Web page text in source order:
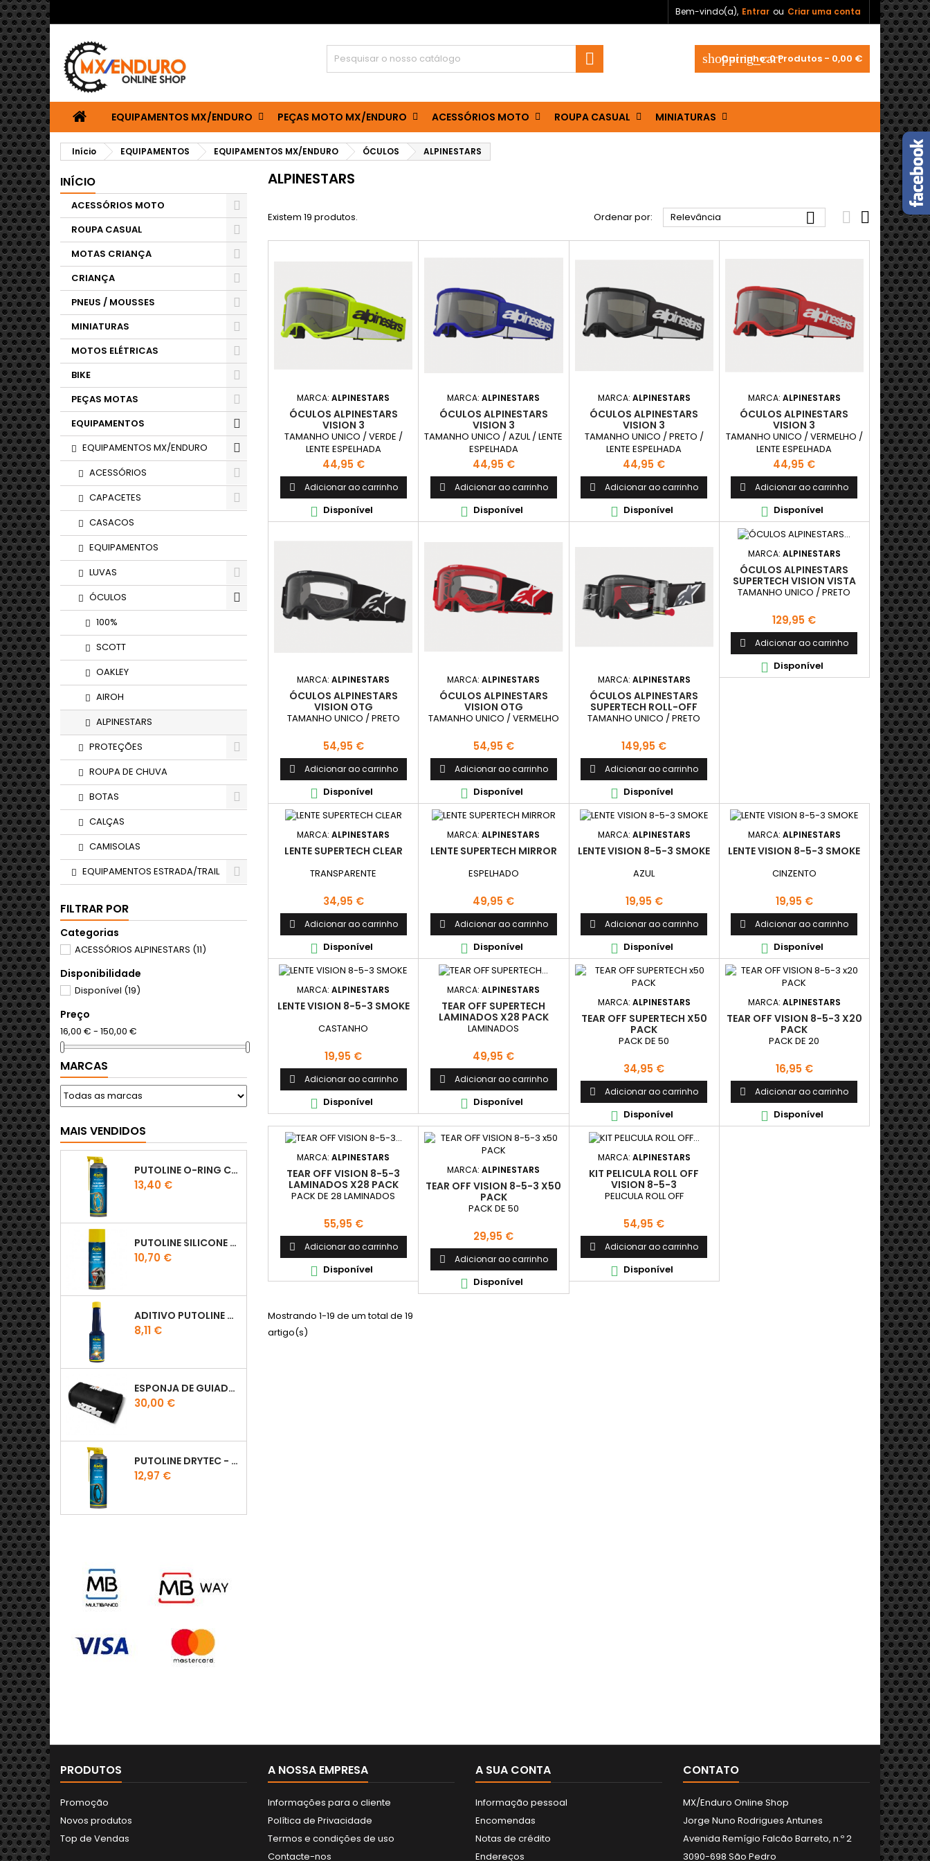
Bem-vindo(a), Entrar ou Criar uma conta
shopping_cart
Carrinho:0Produtos - 0,00 €

EQUIPAMENTOS MX/ENDURO PEÇAS MOTO MX/ENDURO ACESSÓRIOS MOTO ROUPA CASUAL MINIATURAS
Início EQUIPAMENTOS EQUIPAMENTOS MX/ENDURO ÓCULOS ALPINESTARS
INÍCIO
ACESSÓRIOS MOTO
ROUPA CASUAL
MOTAS CRIANÇA
CRIANÇA
PNEUS / MOUSSES
MINIATURAS
MOTOS ELÉTRICAS
BIKE
PEÇAS MOTAS
EQUIPAMENTOS
EQUIPAMENTOS MX/ENDURO
ACESSÓRIOS
CAPACETES
CASACOS
EQUIPAMENTOS
LUVAS
ÓCULOS
100%
SCOTT
OAKLEY
AIROH
ALPINESTARS
PROTEÇÕES
ROUPA DE CHUVA
BOTAS
CALÇAS
CAMISOLAS
EQUIPAMENTOS ESTRADA/TRAIL
FILTRAR POR
Categorias
ACESSÓRIOS ALPINESTARS (11)
Disponibilidade
Disponível (19)
Preço
16,00 € - 150,00 €
MARCAS
MAIS VENDIDOS
PUTOLINE O-RING CHAIN LUBE - SPRAY CORRENTE - 0,5 LT
Preço
13,40 €
PUTOLINE SILICONE SPRAY
Preço
10,70 €
ADITIVO PUTOLINE OCTANE BOOSTER 150ML
Preço
8,11 €
ESPONJA DE GUIADOR KTM
Preço
30,00 €
PUTOLINE DRYTEC - SPRAY CORRENTE RACE - 0,5 LT
Preço
12,97 €
ALPINESTARS
Existem 19 produtos. Ordenar por: Relevância   
MARCA:ALPINESTARS
ÓCULOS ALPINESTARS
VISION 3
TAMANHO UNICO / VERDE /
LENTE ESPELHADA
Preço
44,95 €
 Adicionar ao carrinho
 Disponível
MARCA:ALPINESTARS
ÓCULOS ALPINESTARS
VISION 3
TAMANHO UNICO / AZUL / LENTE
ESPELHADA
Preço
44,95 €
 Adicionar ao carrinho
 Disponível
MARCA: ALPINESTARS
ÓCULOS ALPINESTARS
VISION 3
TAMANHO UNICO / PRETO /
LENTE ESPELHADA
Preço
44,95 €
 Adicionar ao carrinho
 Disponível
MARCA: ALPINESTARS
ÓCULOS ALPINESTARS
VISION 3
TAMANHO UNICO / VERMELHO /
LENTE ESPELHADA
Preço
44,95 €
 Adicionar ao carrinho
 Disponível
MARCA:ALPINESTARS
ÓCULOS ALPINESTARS
VISION OTG
TAMANHO UNICO / PRETO
Preço
54,95 €
 Adicionar ao carrinho
 Disponível
MARCA:ALPINESTARS
ÓCULOS ALPINESTARS
VISION OTG
TAMANHO UNICO / VERMELHO
Preço
54,95 €
 Adicionar ao carrinho
 Disponível
MARCA: ALPINESTARS
ÓCULOS ALPINESTARS
SUPERTECH ROLL-OFF
TAMANHO UNICO / PRETO
Preço
149,95 €
 Adicionar ao carrinho
 Disponível
MARCA: ALPINESTARS
ÓCULOS ALPINESTARS
SUPERTECH VISION VISTA
TAMANHO UNICO / PRETO
Preço
129,95 €
 Adicionar ao carrinho
 Disponível
MARCA:ALPINESTARS
LENTE SUPERTECH CLEAR
TRANSPARENTE
Preço
34,95 €
 Adicionar ao carrinho
 Disponível
MARCA:ALPINESTARS
LENTE SUPERTECH MIRROR
ESPELHADO
Preço
49,95 €
 Adicionar ao carrinho
 Disponível
MARCA: ALPINESTARS
LENTE VISION 8-5-3 SMOKE
AZUL
Preço
19,95 €
 Adicionar ao carrinho
 Disponível
MARCA: ALPINESTARS
LENTE VISION 8-5-3 SMOKE
CINZENTO
Preço
19,95 €
 Adicionar ao carrinho
 Disponível
MARCA:ALPINESTARS
LENTE VISION 8-5-3 SMOKE
CASTANHO
Preço
19,95 €
 Adicionar ao carrinho
 Disponível
MARCA:ALPINESTARS
TEAR OFF SUPERTECH
LAMINADOS X28 PACK
LAMINADOS
Preço
49,95 €
 Adicionar ao carrinho
 Disponível
MARCA: ALPINESTARS
TEAR OFF SUPERTECH X50
PACK
PACK DE 50
Preço
34,95 €
 Adicionar ao carrinho
 Disponível
MARCA: ALPINESTARS
TEAR OFF VISION 8-5-3 X20
PACK
PACK DE 20
Preço
16,95 €
 Adicionar ao carrinho
 Disponível
MARCA:ALPINESTARS
TEAR OFF VISION 8-5-3
LAMINADOS X28 PACK
PACK DE 28 LAMINADOS
Preço
55,95 €
 Adicionar ao carrinho
 Disponível
MARCA:ALPINESTARS
TEAR OFF VISION 8-5-3 X50
PACK
PACK DE 50
Preço
29,95 €
 Adicionar ao carrinho
 Disponível
MARCA: ALPINESTARS
KIT PELICULA ROLL OFF
VISION 8-5-3
PELICULA ROLL OFF
Preço
54,95 €
 Adicionar ao carrinho
 Disponível
Mostrando 1-19 de um total de 19
artigo(s)
PRODUTOS
Promoção
Novos produtos
Top de Vendas
A NOSSA EMPRESA
Informações para o cliente
Política de Privacidade
Termos e condições de uso
Contacte-nos
A SUA CONTA
Informação pessoal
Encomendas
Notas de crédito
Endereços
CONTATO
MX/Enduro Online Shop
Jorge Nuno Rodrigues Antunes
Avenida Remígio Falcão Barreto, n.º 2
3090-698 São Pedro